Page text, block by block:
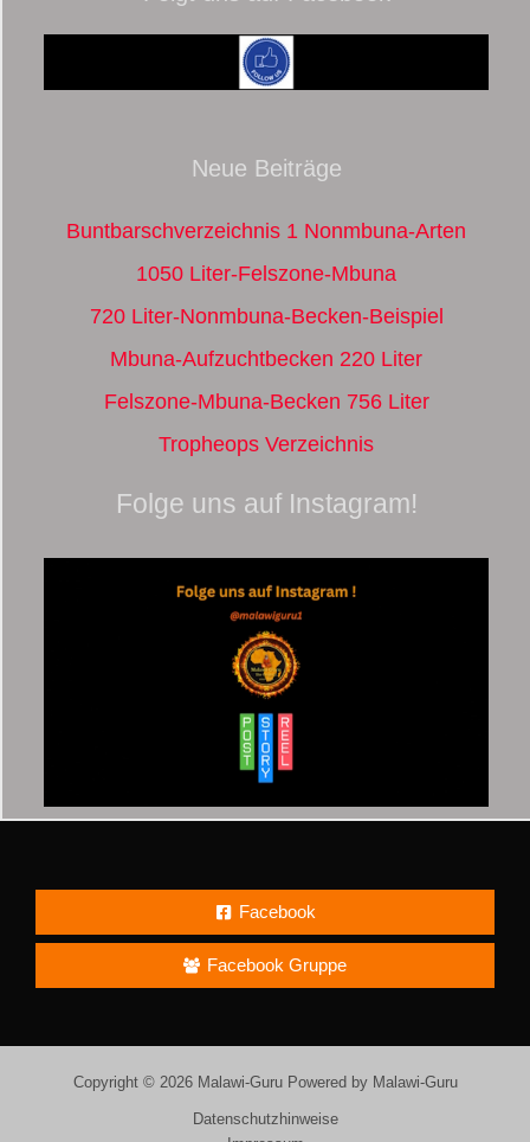
Neue Beiträge
Buntbarschverzeichnis 1 Nonmbuna-Arten
1050 Liter-Felszone-Mbuna
720 Liter-Nonmbuna-Becken-Beispiel
Mbuna-Aufzuchtbecken 220 Liter
Felszone-Mbuna-Becken 756 Liter
Tropheops Verzeichnis
Folge uns auf Instagram!
Facebook
Facebook Gruppe
Copyright © 2026 Malawi-Guru Powered by Malawi-Guru
Datenschutzhinweise